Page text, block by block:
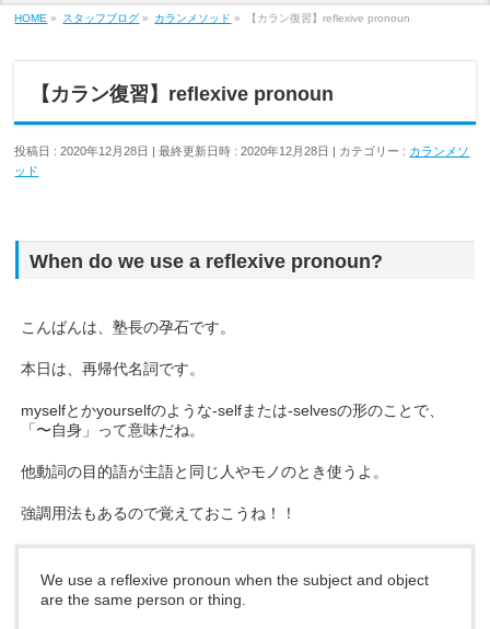
HOME » スタッフブログ » カランメソッド » 【カラン復習】reflexive pronoun
【カラン復習】reflexive pronoun
投稿日 : 2020年12月28日 最終更新日時 : 2020年12月28日 カテゴリー : カランメソ
ッド
When do we use a reflexive pronoun?
こんばんは、塾長の孕石です。
本日は、再帰代名詞です。
myselfとかyourselfのような-selfまたは-selvesの形のことで、
「〜自身」って意味だね。
他動詞の目的語が主語と同じ人やモノのとき使うよ。
強調用法もあるので覚えておこうね！！
We use a reflexive pronoun when the subject and object
are the same person or thing.